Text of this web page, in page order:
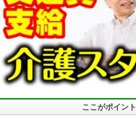
ここがポイント